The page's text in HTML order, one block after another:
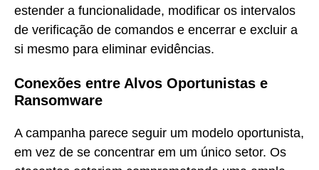
estender a funcionalidade, modificar os intervalos
de verificação de comandos e encerrar e excluir a
si mesmo para eliminar evidências.
Conexões entre Alvos Oportunistas e
Ransomware
A campanha parece seguir um modelo oportunista,
em vez de se concentrar em um único setor. Os